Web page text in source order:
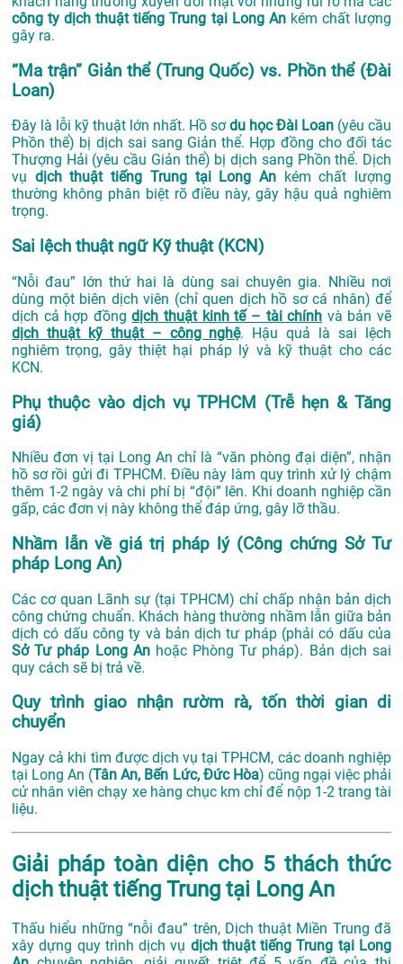
công ty dịch thuật tiếng Trung tại Long Ankém chất lượng
gây ra.
“Ma trận” Giản thể (Trung Quốc) vs. Phồn thể (Đài
Loan)
Đây là lỗi kỹ thuật lớn nhất. Hồ sơdu học Đài Loan (yêu cầu
Phồn thể) bị dịch sai sang Giản thể. Hợp đồng cho đối tác
Thượng Hải (yêu cầu Giản thể) bị dịch sang Phồn thể. Dịch
vụ dịch thuật tiếng Trung tại Long Ankém chất lượng
thường không phân biệt rõ điều này, gây hậu quả nghiêm
trọng.
Sai lệch thuật ngữ Kỹ thuật (KCN)
“Nỗi đau” lớn thứ hai là dùng sai chuyên gia. Nhiều nơi
dùng một biên dịch viên (chỉ quen dịch hồ sơ cá nhân) để
dịch cả hợp đồngdịch thuật kinh tế – tài chính và bản vẽ
dịch thuật kỹ thuật – công nghệ. Hậu quả là sai lệch
nghiêm trọng, gây thiệt hại pháp lý và kỹ thuật cho các
KCN.
Phụ thuộc vào dịch vụ TPHCM (Trễ hẹn & Tăng
giá)
Nhiều đơn vị tại Long An chỉ là “văn phòng đại diện”, nhận
hồ sơ rồi gửi đi TPHCM. Điều này làm quy trình xử lý chậm
thêm 1-2 ngày và chi phí bị “đội” lên. Khi doanh nghiệp cần
gấp, các đơn vị này không thể đáp ứng, gây lỡ thầu.
Nhầm lẫn về giá trị pháp lý (Công chứng Sở Tư
pháp Long An)
Các cơ quan Lãnh sự (tại TPHCM) chỉ chấp nhận bản dịch
công chứng chuẩn. Khách hàng thường nhầm lẫn giữa bản
dịch có dấu công ty và bản dịch tư pháp (phải có dấu của
Sở Tư pháp Long Anhoặc Phòng Tư pháp). Bản dịch sai
quy cách sẽ bị trả về.
Quy trình giao nhận rườm rà, tốn thời gian di
chuyển
Ngay cả khi tìm được dịch vụ tại TPHCM, các doanh nghiệp
tại Long An (Tân An, Bến Lức, Đức Hòa) cũng ngại việc phải
cử nhân viên chạy xe hàng chục km chỉ để nộp 1-2 trang tài
liệu.
Giải pháp toàn diện cho 5 thách thức
dịch thuật tiếng Trung tại Long An
Thấu hiểu những “nỗi đau” trên, Dịch thuật Miền Trung đã
xây dựng quy trình dịch vụ dịch thuật tiếng Trung tại Long